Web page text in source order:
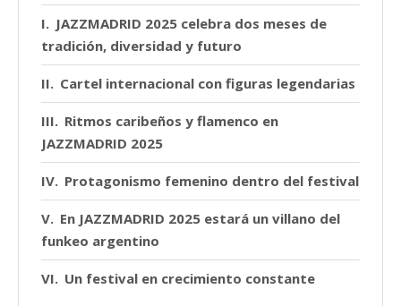
JAZZMADRID 2025 celebra dos meses de
tradición, diversidad y futuro
Cartel internacional con figuras legendarias
Ritmos caribeños y flamenco en
JAZZMADRID 2025
Protagonismo femenino dentro del festival
En JAZZMADRID 2025 estará un villano del
funkeo argentino
Un festival en crecimiento constante